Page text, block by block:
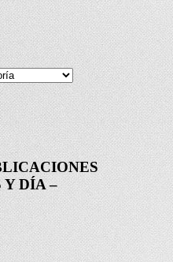
Y DÍA –